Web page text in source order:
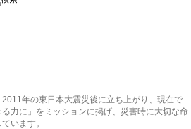
年の東日本大震災後に立ち上がり、現在で
力に」をミッションに掲げ、災害時に大切な命
います。